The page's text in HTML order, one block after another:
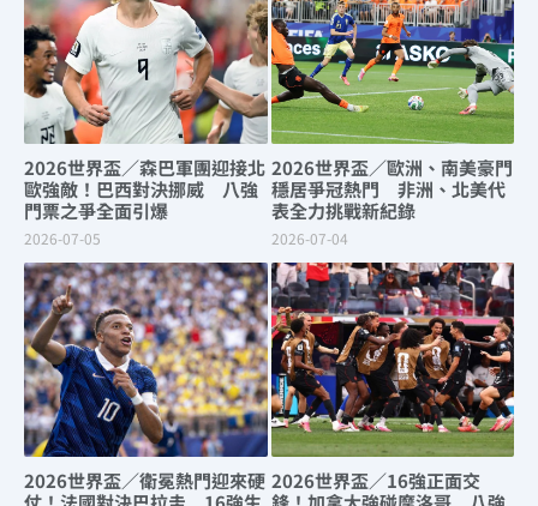
2026世界盃／森巴軍團迎接北
歐強敵！巴西對決挪威 八強
門票之爭全面引爆
2026-07-05
2026世界盃／歐洲、南美豪門
穩居爭冠熱門 非洲、北美代
表全力挑戰新紀錄
2026-07-04
2026世界盃／衛冕熱門迎來硬 2026世界盃／16強正面交